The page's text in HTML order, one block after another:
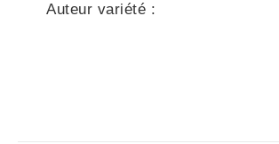
Auteur variété :